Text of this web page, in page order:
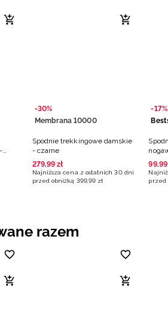
-30%
Membrana 10000
Spodnie trekkingowe damskie
- czarne
279,99 zł
Najniższa cena z ostatnich 30 dni
przed obniżką 399,99 zł
-17%
99,99
przed
razem